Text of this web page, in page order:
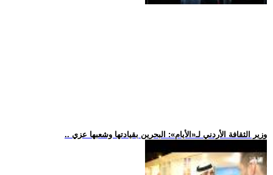
.. وزير الثقافة الأردني لـ«الأيام»: البحرين بقيادتها وشعبها عزي